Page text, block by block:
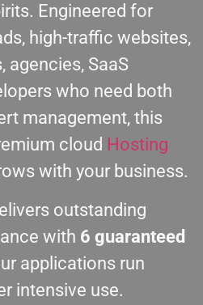
Engineered for
high-traffic websites,
agencies, SaaS
who need both
management, this
cloud Hosting
with your business.
outstanding
with 6 guaranteed
applications run
intensive use.